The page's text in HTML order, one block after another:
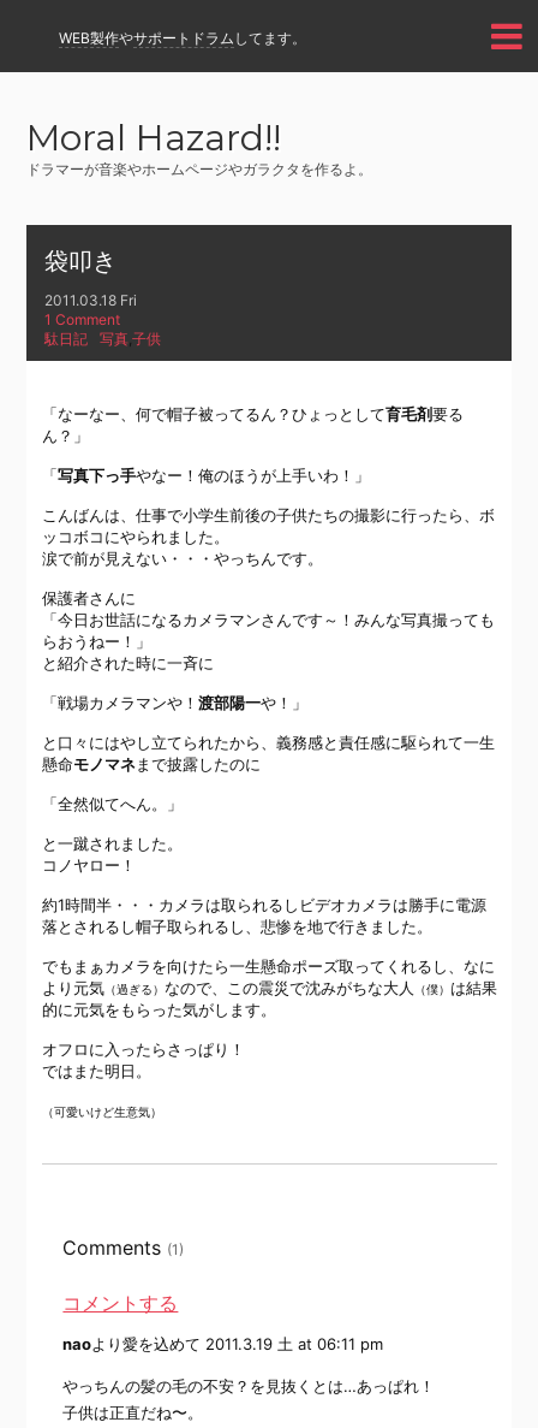
WEB製作やサポートドラム してます。
Moral Hazard!!
ドラマーが音楽やホームページやガラクタを作るよ。
袋叩き
2011.03.18 Fri
1 Comment
駄日記
写真,子供
「なーなー、何で帽子被ってるん？ひょっとして育毛剤要る
ん？」
「写真下っ手やなー！俺のほうが上手いわ！」
こんばんは、仕事で小学生前後の子供たちの撮影に行ったら、ボ
ッコボコにやられました。
涙で前が見えない・・・やっちんです。
保護者さんに
「今日お世話になるカメラマンさんです～！みんな写真撮っても
らおうねー！」
と紹介された時に一斉に
「戦場カメラマンや！ 渡部陽一や！」
と口々にはやし立てられたから、義務感と責任感に駆られて一生
懸命モノマネまで披露したのに
「全然似てへん。」
と一蹴されました。
コノヤロー！
約1時間半・・・カメラは取られるしビデオカメラは勝手に電源
落とされるし帽子取られるし、悲惨を地で行きました。
でもまぁカメラを向けたら一生懸命ポーズ取ってくれるし、なに
より元気（過ぎる） なので、この震災で沈みがちな大人 （僕） は結果
的に元気をもらった気がします。
オフロに入ったらさっぱり！
ではまた明日。
（可愛いけど生意気）
Comments (1)
コメントする
naoより愛を込めて 2011.3.19 土 at 06:11 pm
やっちんの髪の毛の不安？を見抜くとは…あっぱれ！
子供は正直だね〜。